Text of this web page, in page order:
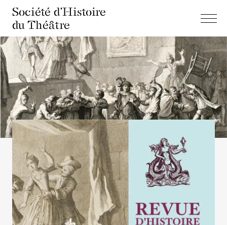
Société d'Histoire
du Théâtre